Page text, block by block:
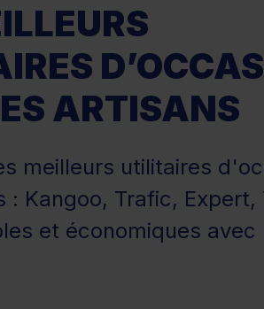
ARTISANS
meilleurs utilitaires
: Kangoo, Trafic, Expert,
et économiques avec